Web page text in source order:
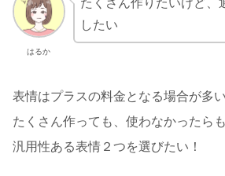
はるか
たくさん作りたいけど、
したい
表情はプラスの料金となる場合が多い
たくさん作っても、使わなかったら
汎用性ある表情２つを選びたい！